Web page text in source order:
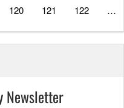
120 121 122 …
Newsletter